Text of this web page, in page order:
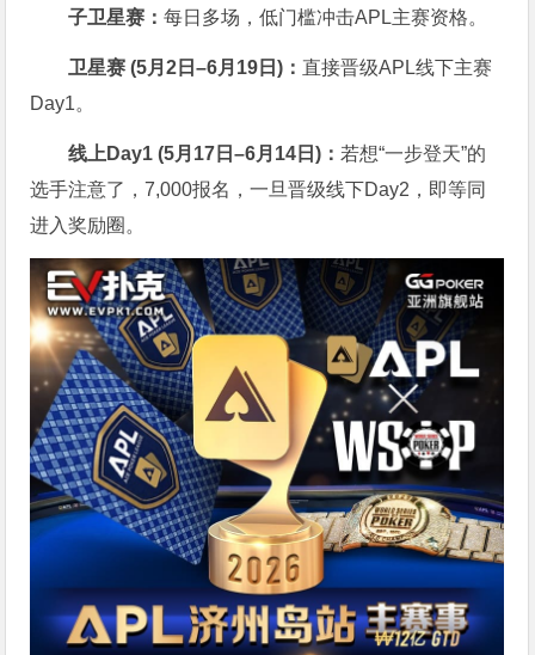
子卫星赛：每日多场，低门槛冲击APL主赛资格。
卫星赛 (5月2 日–6月 19 日)： 直接晋级APL线下主赛
Day1。
线上 Day1 (5月 17 日–6月 14 日)： 若想“一步登天”的
选手注意了，7,000报名，一旦晋级线下Day2，即等同
进入奖励圈。